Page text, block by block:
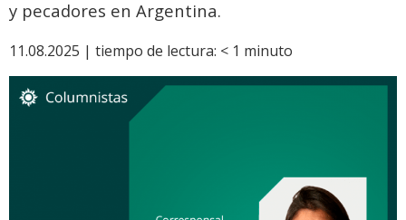
y pecadores en Argentina.
11.08.2025 | tiempo de lectura: < 1 minuto